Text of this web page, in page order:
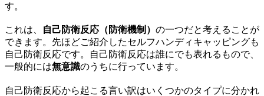
す。
これは、 自己防衛反応（防衛機制） の一つだと考えることが
できます。先ほどご紹介したセルフハンディキャッピングも
自己防衛反応です。自己防衛反応は誰にでも表れるもので、
一般的には無意識のうちに行っています。
自己防衛反応から起こる言い訳はいくつかのタイプに分かれ